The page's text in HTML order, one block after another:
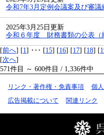
令和7年3月定例会議案及び審議
2025年3月25日更新
令和６年度 財務書類の公表（
[前へ] [1 ] ･･･ [15] [16] [17] [18] [
[次へ]
571件目 ～ 600件目 / 1,336件中
リンク・著作権・免責事項 個
広告掲載について
関連リンク